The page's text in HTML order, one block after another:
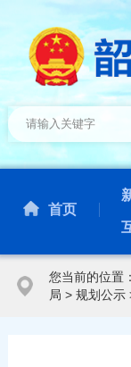
首页
您当前的位置：
局 > 规划公示